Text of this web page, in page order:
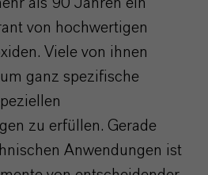
als 90 Jahren ein
von hochwertigen
Viele von ihnen
ganz spezifische
zu erfüllen. Gerade
Anwendungen ist